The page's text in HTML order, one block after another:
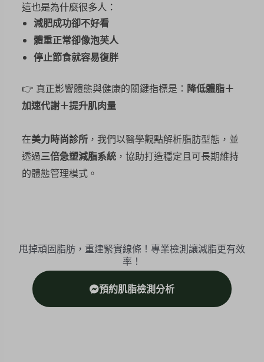
這也是為什麼很多人：
減肥成功卻不好看
體重正常卻像泡芙人
停止節食就容易復胖
👉 真正影響體態與健康的關鍵指標是： 降低體脂＋
加速代謝＋提升肌肉量
在美力時尚診所 ，我們以醫學觀點解析脂肪型態，並
透過三倍急塑減脂系統 ，協助打造穩定且可長期維持
的體態管理模式。
甩掉頑固脂肪，重建緊實線條！專業檢測讓減脂更有效
率！
預約肌脂檢測分析